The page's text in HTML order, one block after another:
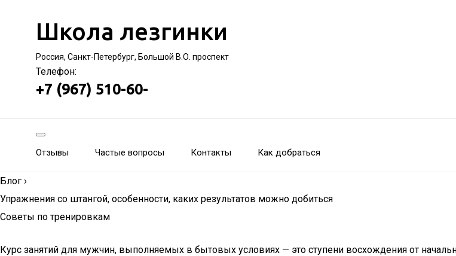
Школа лезгинки
Россия, Санкт-Петербург, Большой В.О. проспект
Телефон:
+7 (967) 510-60-
Отзывы Частые вопросы Контакты Как добраться
Блог ›
Упражнения со штангой, особенности, каких результатов можно добиться
Советы по тренировкам
Курс занятий для мужчин, выполняемых в бытовых условиях — это ступени восхождения от